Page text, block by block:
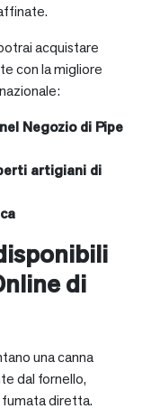
acquistare
con la migliore
Negozio di Pipe
artigiani di
di
una canna
dal fornello,
diretta.